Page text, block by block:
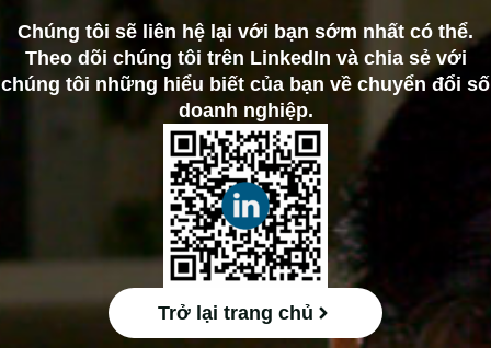
Dự án
Đối tác
Về chúng tôi
Chúng tôi sẽ liên hệ lại với bạn sớm nhất có thể.
Theo dõi chúng tôi trên LinkedIn và chia sẻ với
chúng tôi những hiểu biết của bạn về chuyển đổi số
doanh nghiệp.
Trở lại trang chủ